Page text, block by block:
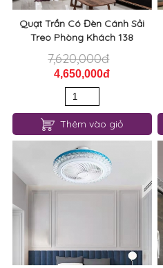
Quạt Trần Có Đèn Cánh Sải
Treo Phòng Khách 138
7,620,000đ
4,650,000đ
Thêm vào giỏ